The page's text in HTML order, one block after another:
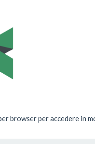
browser per accedere in